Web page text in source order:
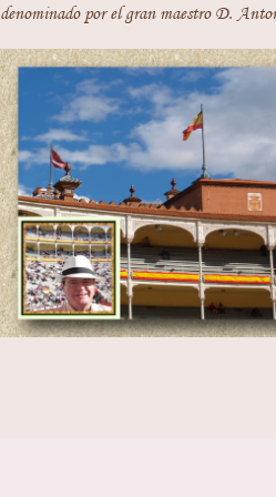
denominado por el gran maestro D.